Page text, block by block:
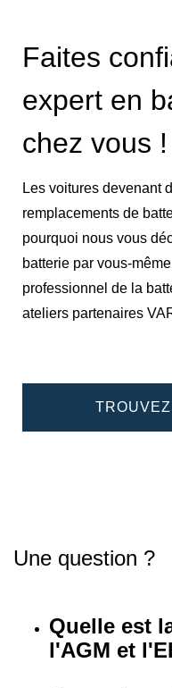
Faites
expert en
chez vous !
Les voitures devenant
remplacements de
pourquoi nous vous
batterie par vous-
professionnel de la
ateliers partenaires
Une question ?
Quelle est
l'AGM et